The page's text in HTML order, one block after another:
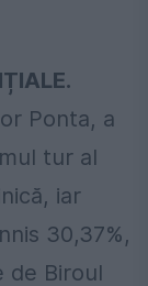
Ponta, a
tur al
iar
30,37%,
de Biroul